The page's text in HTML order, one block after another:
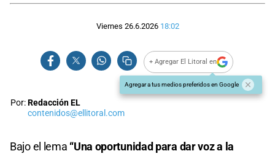
Viernes 26.6.2026 18:02
+ Agregar El Litoral en
Agregar a tus medios preferidos en Google
Por:Redacción EL
contenidos@ellitoral.com
Bajo el lema “Una oportunidad para dar voz a la